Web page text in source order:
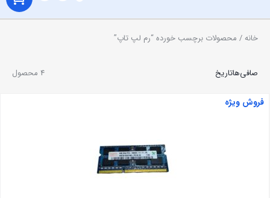
خانه/ محصولات برچسب خورده “رم لپ تاپ”
4 محصول صافی‌هاتاریخ
فروش ویژه